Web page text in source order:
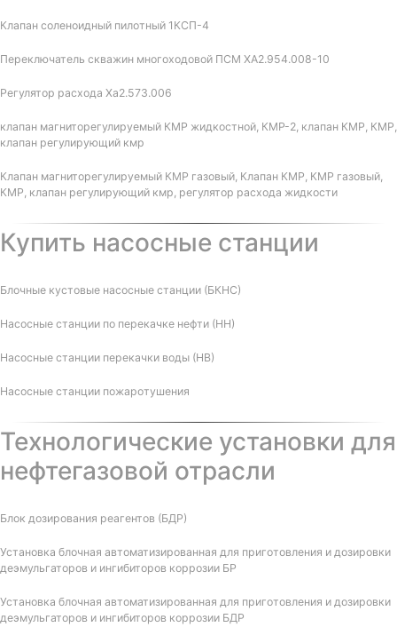
Клапан соленоидный пилотный 1КСП-4
Переключатель скважин многоходовой ПСМ ХА2.954.008-10
Регулятор расхода Ха2.573.006
клапан магниторегулируемый КМР жидкостной, КМР-2, клапан КМР, КМР,
клапан регулирующий кмр
Клапан магниторегулируемый КМР газовый, Клапан КМР, КМР газовый,
КМР, клапан регулирующий кмр, регулятор расхода жидкости
Купить насосные станции
Блочные кустовые насосные станции (БКНС)
Насосные станции по перекачке нефти (НН)
Насосные станции перекачки воды (НВ)
Насосные станции пожаротушения
Технологические установки для
нефтегазовой отрасли
Блок дозирования реагентов (БДР)
Установка блочная автоматизированная для приготовления и дозировки
деэмульгаторов и ингибиторов коррозии БР
Установка блочная автоматизированная для приготовления и дозировки
деэмульгаторов и ингибиторов коррозии БДР